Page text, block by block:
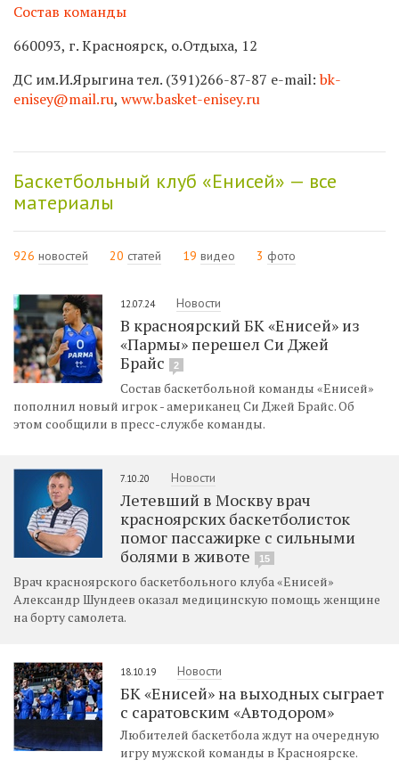
Состав команды
660093, г. Красноярск, о.Отдыха, 12
ДС им.И.Ярыгина тел. (391)266-87-87 e-mail:bk-
enisey@mail.ru, www.basket-enisey.ru
Баскетбольный клуб «Енисей» — все
материалы
926 новостей 20 статей 19 видео 3 фото
12.07.24 Новости
В красноярский БК «Енисей» из
«Пармы» перешел Си Джей
Брайс
2
Состав баскетбольной команды «Енисей»
пополнил новый игрок - американец Си Джей Брайс. Об
этом сообщили в пресс-службе команды.
7.10.20 Новости
Летевший в Москву врач
красноярских баскетболисток
помог пассажирке с сильными
болями в животе
15
Врач красноярского баскетбольного клуба «Енисей»
Александр Шундеев оказал медицинскую помощь женщине
на борту самолета.
18.10.19 Новости
БК «Енисей» на выходных сыграет
с саратовским «Автодором»
Любителей баскетбола ждут на очередную
игру мужской команды в Красноярске.